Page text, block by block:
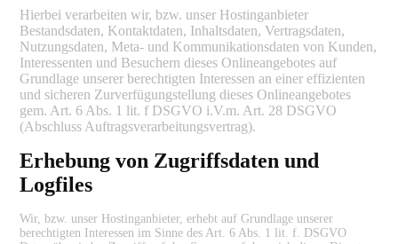
Hierbei verarbeiten wir, bzw. unser Hostinganbieter
Bestandsdaten, Kontaktdaten, Inhaltsdaten, Vertragsdaten,
Nutzungsdaten, Meta- und Kommunikationsdaten von Kunden,
Interessenten und Besuchern dieses Onlineangebotes auf
Grundlage unserer berechtigten Interessen an einer effizienten
und sicheren Zurverfügungstellung dieses Onlineangebotes
gem. Art. 6 Abs. 1 lit. f DSGVO i.V.m. Art. 28 DSGVO
(Abschluss Auftragsverarbeitungsvertrag).
Erhebung von Zugriffsdaten und
Logfiles
Wir, bzw. unser Hostinganbieter, erhebt auf Grundlage unserer
berechtigten Interessen im Sinne des Art. 6 Abs. 1 lit. f. DSGVO